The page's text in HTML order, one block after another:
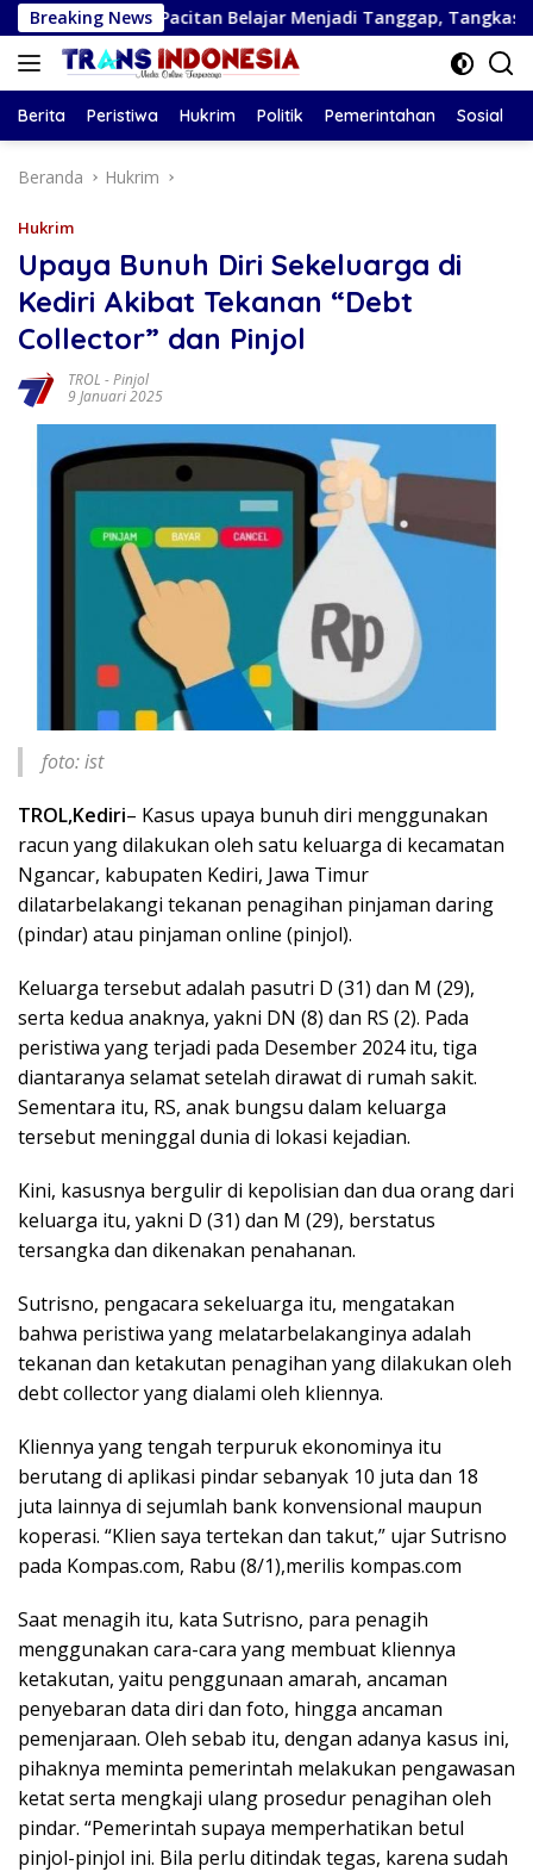
Langsung
ke
konten
Breaking News
Pacitan Belajar Menjadi Tanggap, Tangkas, dan Tangguh
Berita Peristiwa Hukrim Politik Pemerintahan Sosial
Beranda Hukrim
Hukrim
Upaya Bunuh Diri Sekeluarga di
Kediri Akibat Tekanan “Debt
Collector” dan Pinjol
TROL -Pinjol
9 Januari 2025
foto: ist
TROL,Kediri– Kasus upaya bunuh diri menggunakan
racun yang dilakukan oleh satu keluarga di kecamatan
Ngancar, kabupaten Kediri, Jawa Timur
dilatarbelakangi tekanan penagihan pinjaman daring
(pindar) atau pinjaman online (pinjol).
Keluarga tersebut adalah pasutri D (31) dan M (29),
serta kedua anaknya, yakni DN (8) dan RS (2). Pada
peristiwa yang terjadi pada Desember 2024 itu, tiga
diantaranya selamat setelah dirawat di rumah sakit.
Sementara itu, RS, anak bungsu dalam keluarga
tersebut meninggal dunia di lokasi kejadian.
Kini, kasusnya bergulir di kepolisian dan dua orang dari
keluarga itu, yakni D (31) dan M (29), berstatus
tersangka dan dikenakan penahanan.
Sutrisno, pengacara sekeluarga itu, mengatakan
bahwa peristiwa yang melatarbelakanginya adalah
tekanan dan ketakutan penagihan yang dilakukan oleh
debt collector yang dialami oleh kliennya.
Kliennya yang tengah terpuruk ekonominya itu
berutang di aplikasi pindar sebanyak 10 juta dan 18
juta lainnya di sejumlah bank konvensional maupun
koperasi. “Klien saya tertekan dan takut,” ujar Sutrisno
pada Kompas.com, Rabu (8/1),merilis kompas.com
Saat menagih itu, kata Sutrisno, para penagih
menggunakan cara-cara yang membuat kliennya
ketakutan, yaitu penggunaan amarah, ancaman
penyebaran data diri dan foto, hingga ancaman
pemenjaraan. Oleh sebab itu, dengan adanya kasus ini,
pihaknya meminta pemerintah melakukan pengawasan
ketat serta mengkaji ulang prosedur penagihan oleh
pindar. “Pemerintah supaya memperhatikan betul
pinjol-pinjol ini. Bila perlu ditindak tegas, karena sudah